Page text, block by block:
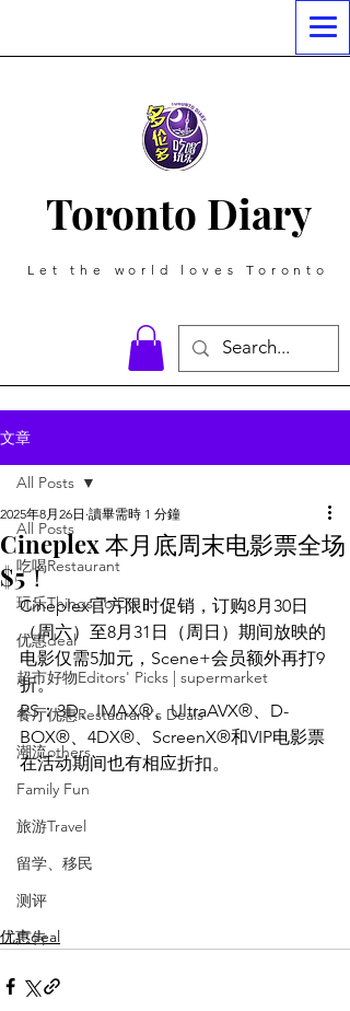
Toronto Diary
Let the world loves Toronto
文章
All Posts
吃喝Restaurant
玩乐Things To Do
优惠deal
超市好物Editors' Picks | supermarket
餐厅优惠Restaurant's Deals
潮流others
Family Fun
旅游Travel
留学、移民
测评
广告
All Posts
Cineplex 本月底周末电影票全场
$5！
2025年8月26日 讀畢需時 1 分鐘
Cineplex官方限时促销，订购8月30日
（周六）至8月31日（周日）期间放映的
电影仅需5加元，Scene+会员额外再打9
折。
PS：3D、IMAX®、UltraAVX®、D-
BOX®、4DX®、ScreenX®和VIP电影票
在活动期间也有相应折扣。
优惠deal